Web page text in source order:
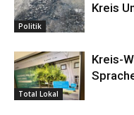
Politik
Kreis
Total Lokal
Kreis-